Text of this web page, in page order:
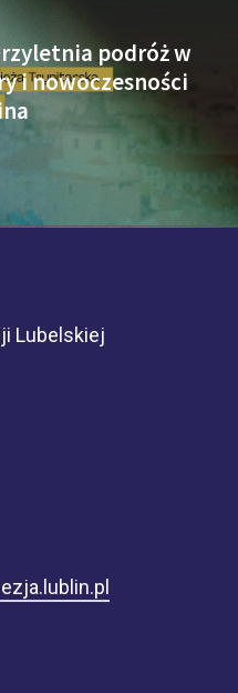
podróż w
i nowoczesności
Lubelskiej